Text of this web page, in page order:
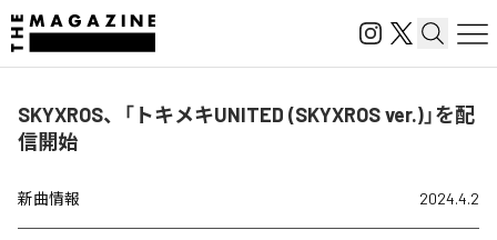
SKYXROS、「トキメキUNITED (SKYXROS ver.)」を配
信開始
新曲情報 2024.4.2